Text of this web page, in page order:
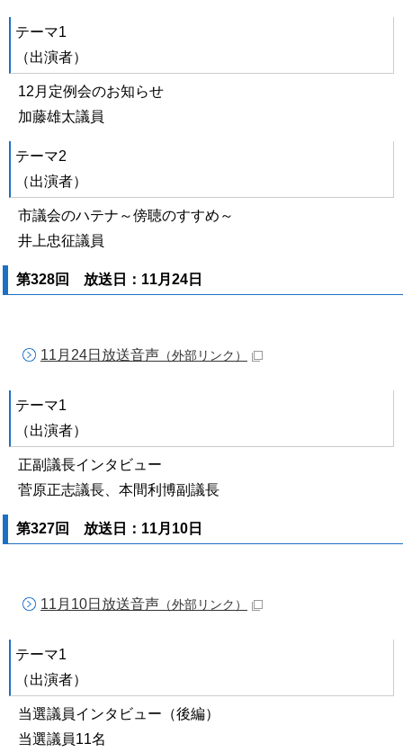
テーマ1
（出演者）
12月定例会のお知らせ
加藤雄太議員
テーマ2
（出演者）
市議会のハテナ～傍聴のすすめ～
井上忠征議員
第328回 放送日：11月24日
11月24日放送音声 （外部リンク）
テーマ1
（出演者）
正副議長インタビュー
菅原正志議長、本間利博副議長
第327回 放送日：11月10日
11月10日放送音声 （外部リンク）
テーマ1
（出演者）
当選議員インタビュー（後編）
当選議員11名